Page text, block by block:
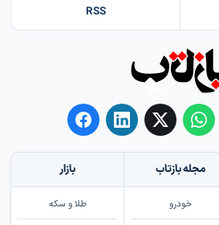
RSS
مجله بازتاب
خودرو
بازار
طلا و سکه